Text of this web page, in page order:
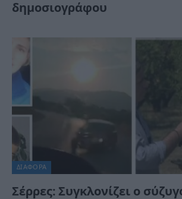
δημοσιογράφου
ΔΙΆΦΟΡΑ
Σέρρες: Συγκλονίζει ο